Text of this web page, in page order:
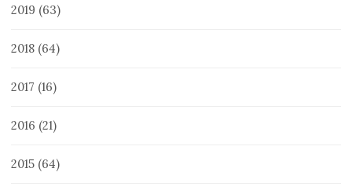
2019 (63)
2018 (64)
2017 (16)
2016 (21)
2015 (64)